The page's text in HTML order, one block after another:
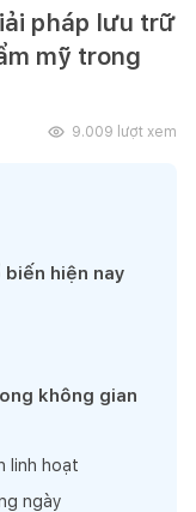
pháp lưu trữ
mỹ trong
9.009 lượt xem
hiện nay
không gian
linh hoạt
ngày